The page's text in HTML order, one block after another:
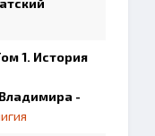
1. История
-